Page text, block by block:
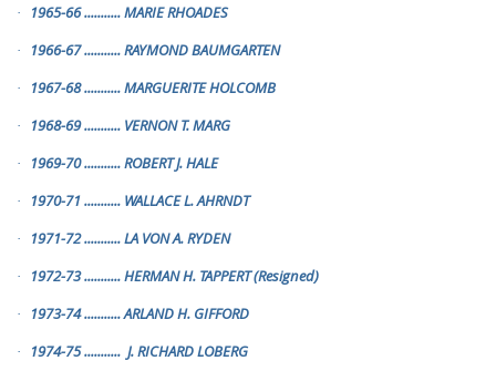
· 1965-66...........MARIE RHOADES
· 1966-67...........RAYMOND BAUMGARTEN
· 1967-68...........MARGUERITE HOLCOMB
· 1968-69........... VERNON T. MARG
· 1969-70...........ROBERT J. HALE
· 1970-71........... WALLACE L. AHRNDT
· 1971-72...........LA VON A. RYDEN
· 1972-73...........HERMAN H. TAPPERT (Resigned)
· 1973-74...........ARLAND H. GIFFORD
· 1974-75........... J. RICHARD LOBERG